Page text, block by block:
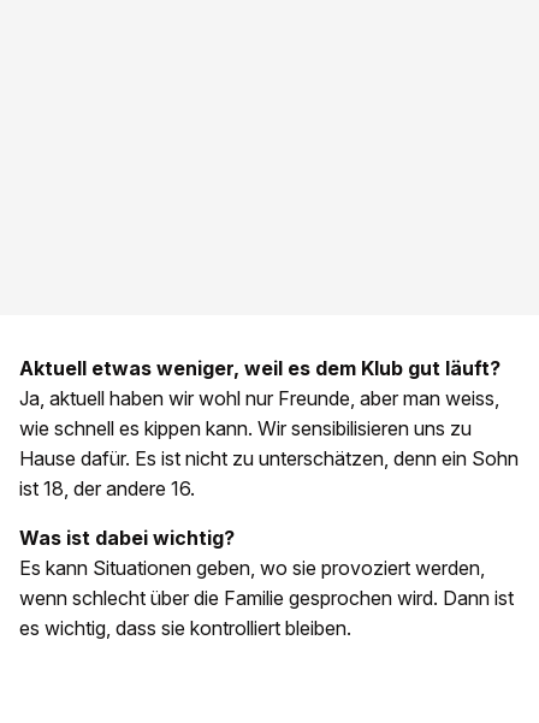
Aktuell etwas weniger, weil es dem Klub gut läuft?
Ja, aktuell haben wir wohl nur Freunde, aber man weiss,
wie schnell es kippen kann. Wir sensibilisieren uns zu
Hause dafür. Es ist nicht zu unterschätzen, denn ein Sohn
ist 18, der andere 16.
Was ist dabei wichtig?
Es kann Situationen geben, wo sie provoziert werden,
wenn schlecht über die Familie gesprochen wird. Dann ist
es wichtig, dass sie kontrolliert bleiben.